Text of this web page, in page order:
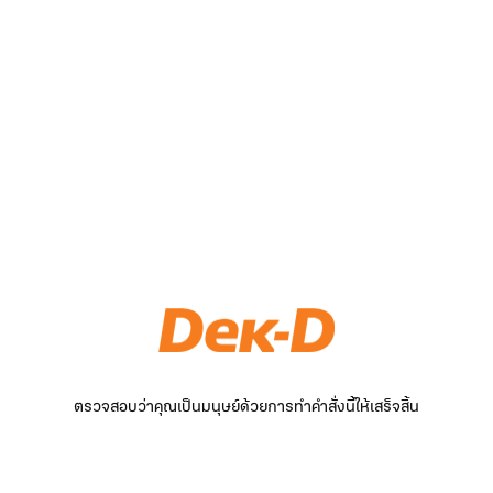
ตรวจสอบว่าคุณเป็นมนุษย์ด้วยการทำคำสั่งนี้ให้เสร็จสิ้น